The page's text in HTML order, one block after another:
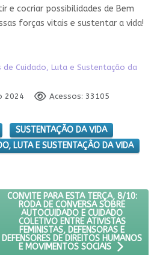
e cocriar possibilidades de Bem
forças vitais e sustentar a vida!
Cuidado, Luta e Sustentação da
2024
Acessos: 33105
SUSTENTAÇÃO DA VIDA
LUTA E SUSTENTAÇÃO DA VIDA
SOBRE ELABORAÇÃO E GESTÃO
PRÓXIMO ARTIGO: CONVITE PARA
CONVITE PARA ESTA TERÇA, 8/10:
RODA DE CONVERSA SOBRE
AUTOCUIDADO E CUIDADO
COLETIVO ENTRE ATIVISTAS
FEMINISTAS, DEFENSORAS E
DEFENSORES DE DIREITOS HUMANOS
E MOVIMENTOS SOCIAIS